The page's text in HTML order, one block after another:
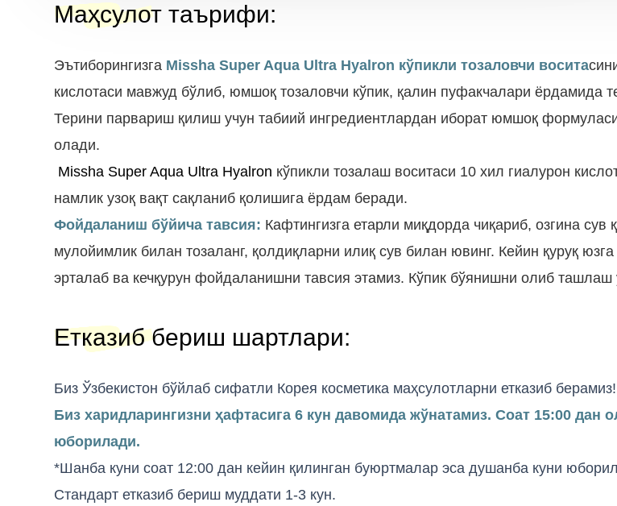
Маҳсулот таърифи:
Эътиборингизга Missha Super Aqua Ultra Hyalron кўпикли тозаловчи восита
кислотаси мавжуд бўлиб, юмшоқ тозаловчи кўпик, қалин пуфакчалари ёрдамида
Терини парвариш қилиш учун табиий ингредиентлардан иборат юмшоқ
олади.
Missha Super Aqua Ultra Hyalron кўпикли тозалаш воситаси 10 хил гиалурон
намлик узоқ вақт сақланиб қолишига ёрдам беради.
Фойдаланиш бўйича тавсия: Кафтингизга етарли миқдорда чиқариб, озгина
мулойимлик билан тозаланг, қолдиқларни илиқ сув билан ювинг. Кейин қуруқ
эрталаб ва кечқурун фойдаланишни тавсия этамиз. Кўпик бўянишни олиб ташлаш
Етказиб бериш шартлари:
Биз Ўзбекистон бўйлаб сифатли Корея косметика маҳсулотларни етказиб берамиз!
Биз харидларингизни ҳафтасига 6 кун давомида жўнатамиз. Соат 15:00 дан
юборилади.
*Шанба куни соат 12:00 дан кейин қилинган буюртмалар эса душанба куни
Стандарт етказиб бериш муддати 1-3 кун.